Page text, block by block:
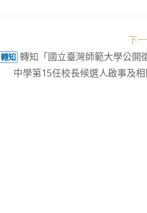
下
轉知 轉知「國立臺灣師範大學公開
中學第15任校長候選人啟事及